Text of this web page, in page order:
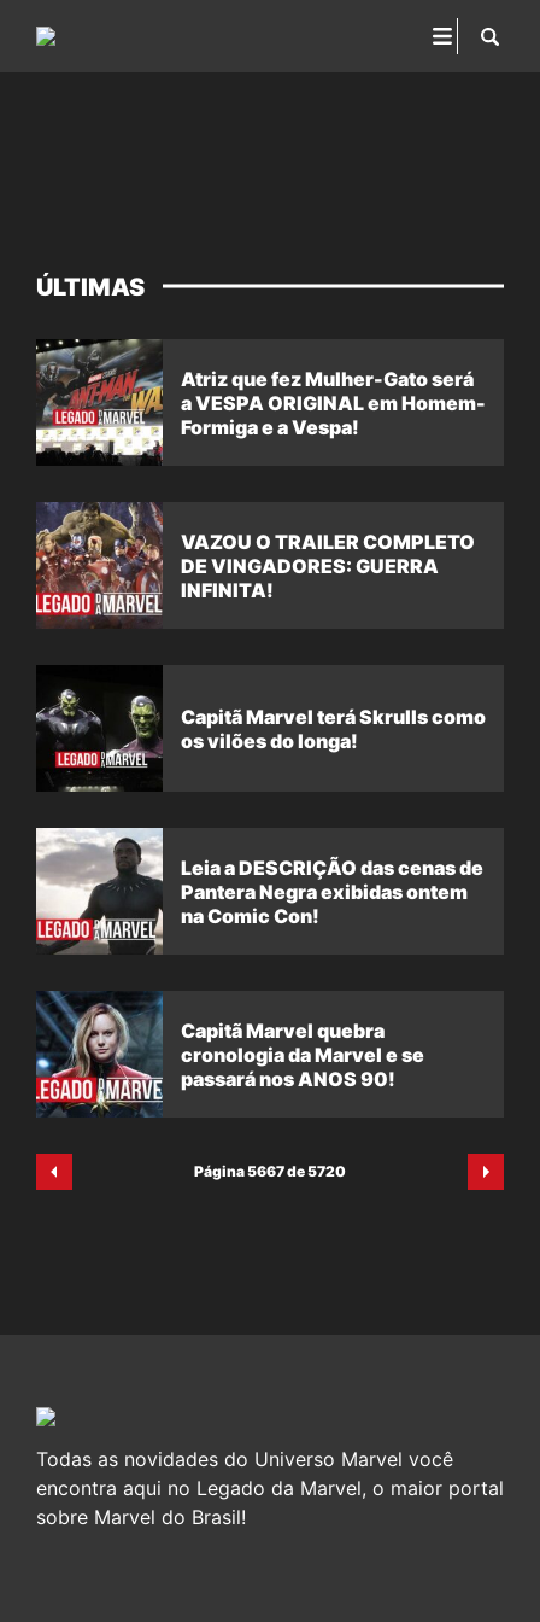
ÚLTIMAS
Atriz que fez Mulher-Gato será
a VESPA ORIGINAL em Homem-
Formiga e a Vespa!
VAZOU O TRAILER COMPLETO
DE VINGADORES: GUERRA
INFINITA!
Capitã Marvel terá Skrulls como
os vilões do longa!
Leia a DESCRIÇÃO das cenas de
Pantera Negra exibidas ontem
na Comic Con!
Capitã Marvel quebra
cronologia da Marvel e se
passará nos ANOS 90!
Página 5667 de 5720
Todas as novidades do Universo Marvel você
encontra aqui no Legado da Marvel, o maior portal
sobre Marvel do Brasil!